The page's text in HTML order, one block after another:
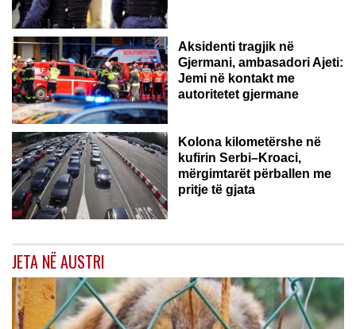
GJERMANI
Aksidenti tragjik në
Gjermani, ambasadori Ajeti:
Jemi në kontakt me
autoritetet gjermane
Kolona kilometërshe në
kufirin Serbi–Kroaci,
mërgimtarët përballen me
pritje të gjata
JETA NË AUSTRI